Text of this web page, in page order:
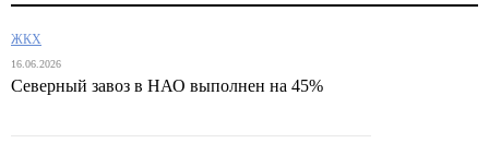
ЖКХ
16.06.2026
Северный завоз в НАО выполнен на 45%